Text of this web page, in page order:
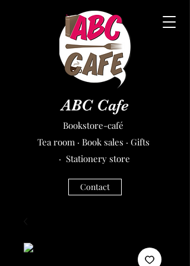
ABC Cafe
Bookstore-café
Tea room · Book sales · Gifts
· Stationery store
Contact